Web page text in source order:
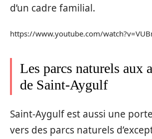
d’un cadre familial.
https://www.youtube.com/
Les parcs naturels aux
de Saint-Aygulf
Saint-Aygulf est aussi une
vers des parcs naturels